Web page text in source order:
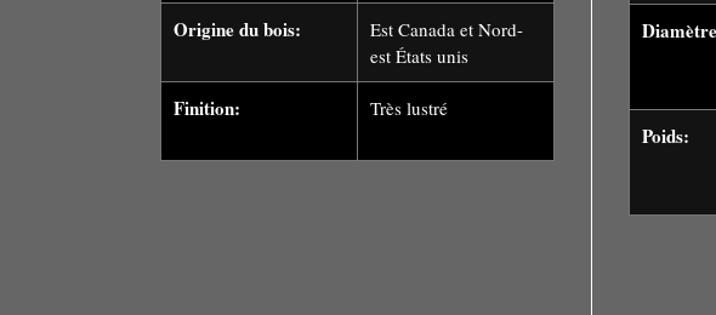
Origine du bois:
Est Canada et Nord-
est États unis
Finition: Très lustré
Diamètre
Poids: